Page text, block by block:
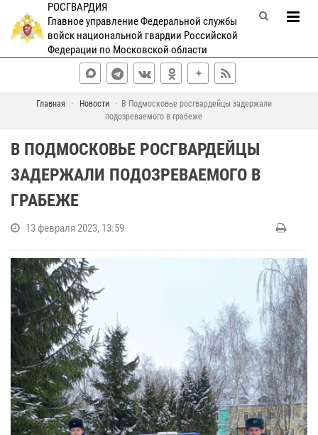
РОСГВАРДИЯ
Главное управление Федеральной службы
войск национальной гвардии Российской
Федерации по Московской области
Главная Новости
В Подмосковье росгвардейцы задержали
подозреваемого в грабеже
В ПОДМОСКОВЬЕ РОСГВАРДЕЙЦЫ
ЗАДЕРЖАЛИ ПОДОЗРЕВАЕМОГО В
ГРАБЕЖЕ
13 февраля 2023, 13:59